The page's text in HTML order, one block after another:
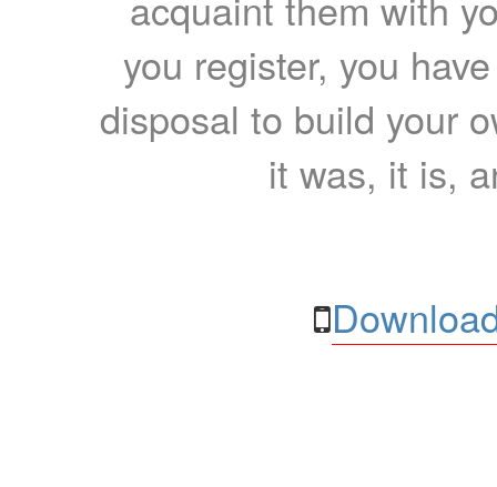
you register, you
disposal to build your
it was, it is,